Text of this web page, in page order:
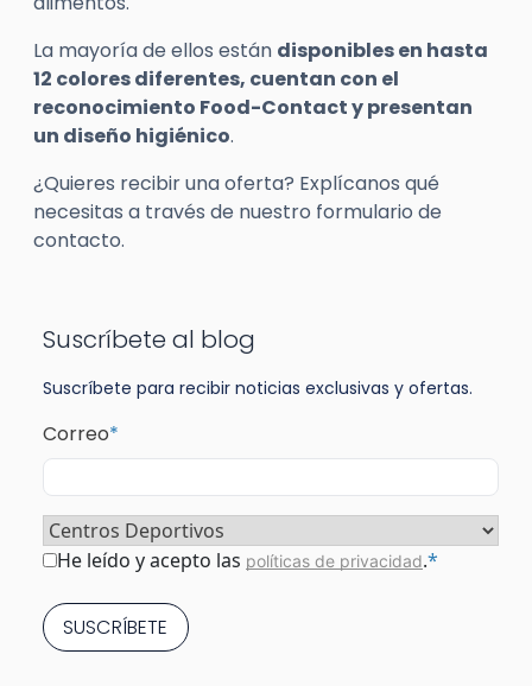
La mayoría de ellos están disponibles en hasta
12 colores diferentes, cuentan con el
reconocimiento Food-Contact y presentan
un diseño higiénico.
¿Quieres recibir una oferta? Explícanos qué
necesitas a través de nuestro formulario de
contacto.
Suscríbete al blog
Suscríbete para recibir noticias exclusivas y ofertas.
Correo*
Sector*
Consentimiento*
He leído y acepto las políticas de privacidad.*